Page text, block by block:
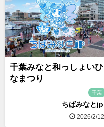
千葉みなと和っしょいひ
なまつり
千葉
ちばみなとjp
2026/2/12